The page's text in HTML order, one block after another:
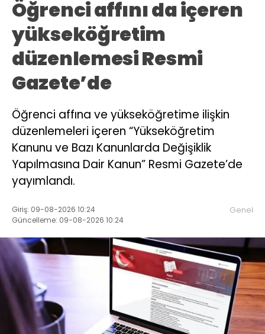
Öğrenci affını da içeren
yükseköğretim
düzenlemesi Resmi
Gazete’de
Öğrenci affına ve yükseköğretime ilişkin
düzenlemeleri içeren “Yükseköğretim
Kanunu ve Bazı Kanunlarda Değişiklik
Yapılmasına Dair Kanun” Resmi Gazete’de
yayımlandı.
Giriş: 09-08-2026 10:24
Güncelleme: 09-08-2026 10:24
Genel